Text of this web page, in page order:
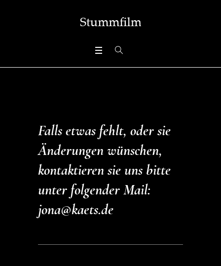
Falls etwas fehlt, oder sie
Änderungen wünschen,
kontaktieren sie uns bitte
unter folgender Mail:
jona@kaets.de